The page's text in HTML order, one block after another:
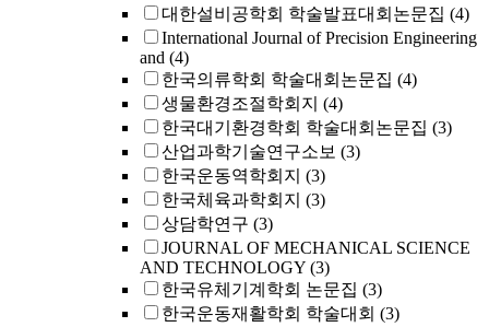
대한설비공학회 학술발표대회논문집 (4)
International Journal of Precision Engineering
and (4)
한국의류학회 학술대회논문집 (4)
생물환경조절학회지 (4)
한국대기환경학회 학술대회논문집 (3)
산업과학기술연구소보 (3)
한국운동역학회지 (3)
한국체육과학회지 (3)
상담학연구 (3)
JOURNAL OF MECHANICAL SCIENCE
AND TECHNOLOGY (3)
한국유체기계학회 논문집 (3)
한국운동재활학회 학술대회 (3)